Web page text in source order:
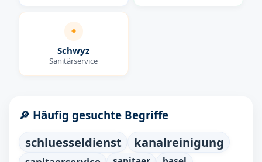
Schwyz
Sanitärservice
🔎 Häufig gesuchte Begriffe
schluesseldienst kanalreinigung